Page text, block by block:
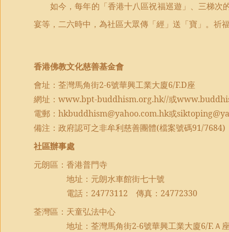
如今，每年的「香港十八區祝福巡遊」、三梯
宴等，二六時中，為社區大眾傳「經」送「寶」。祈
香港佛教文化慈善基金會
會址：荃灣馬角街2-6號華興工業大廈6/F.D座
網址： www.bpt-buddhism.org.hk//或
電郵： hkbuddhism@yahoo.com.hk或
備注：政府認可之非牟利慈善團體(檔案號碼91/7684)
社區辦事處
元朗區：香港普門寺
地址：元朗水車館街七十號
電話： 24773112 傳真： 24772330
荃灣區：天童弘法中心
地址：荃灣馬角街2-6號華興工業大廈6/F.Ａ